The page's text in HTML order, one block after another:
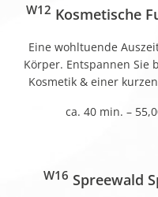
W12 Kosmetische
Eine wohltuende
Körper. Entspannen Sie
Kosmetik & einer
ca. 40 min. –
W16 Spreewald